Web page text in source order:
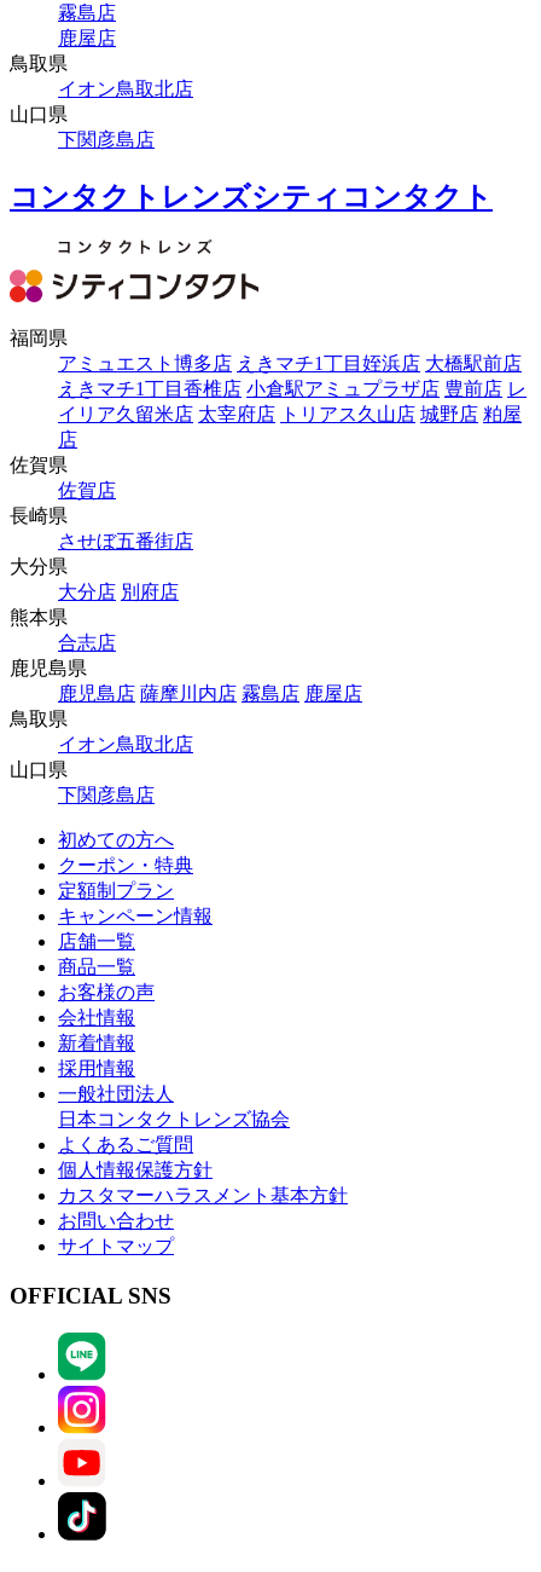
霧島店
鹿屋店
鳥取県
イオン鳥取北店
山口県
下関彦島店
コンタクトレンズシティコンタクト
福岡県
アミュエスト博多店 えきマチ1丁目姪浜店 大橋駅前店
えきマチ1丁目香椎店 小倉駅アミュプラザ店 豊前店 レ
イリア久留米店 太宰府店 トリアス久山店 城野店 粕屋
店
佐賀県
佐賀店
長崎県
させぼ五番街店
大分県
大分店 別府店
熊本県
合志店
鹿児島県
鹿児島店 薩摩川内店 霧島店 鹿屋店
鳥取県
イオン鳥取北店
山口県
下関彦島店
初めての方へ
クーポン・特典
定額制プラン
キャンペーン情報
店舗一覧
商品一覧
お客様の声
会社情報
新着情報
採用情報
一般社団法人
日本コンタクトレンズ協会
よくあるご質問
個人情報保護方針
カスタマーハラスメント基本方針
お問い合わせ
サイトマップ
OFFICIAL SNS